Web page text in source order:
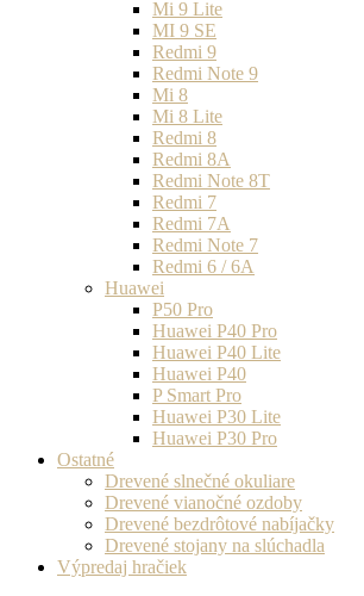
Mi 9 Lite
MI 9 SE
Redmi 9
Redmi Note 9
Mi 8
Mi 8 Lite
Redmi 8
Redmi 8A
Redmi Note 8T
Redmi 7
Redmi 7A
Redmi Note 7
Redmi 6 / 6A
Huawei
P50 Pro
Huawei P40 Pro
Huawei P40 Lite
Huawei P40
P Smart Pro
Huawei P30 Lite
Huawei P30 Pro
Ostatné
Drevené slnečné okuliare
Drevené vianočné ozdoby
Drevené bezdrôtové nabíjačky
Drevené stojany na slúchadla
Výpredaj hračiek